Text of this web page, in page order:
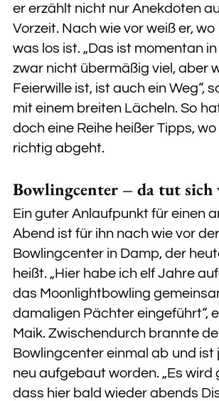
er erzählt nicht nur Anekdoten
Vorzeit. Nach wie vor weiß er,
was los ist. „Das ist momentan
zwar nicht übermäßig viel, aber
Feierwille ist, ist auch ein Weg“,
mit einem breiten Lächeln. So
doch eine Reihe heißer Tipps,
richtig abgeht.
Bowlingcenter – da tut sich
Ein guter Anlaufpunkt für einen
Abend ist für ihn nach wie vor der
Bowlingcenter in Damp, der
heißt. „Hier habe ich elf Jahre
das Moonlightbowling
damaligen Pächter eingeführt“,
Maik. Zwischendurch brannte
Bowlingcenter einmal ab und ist
neu aufgebaut worden. „Es wird
dass hier bald wieder abends